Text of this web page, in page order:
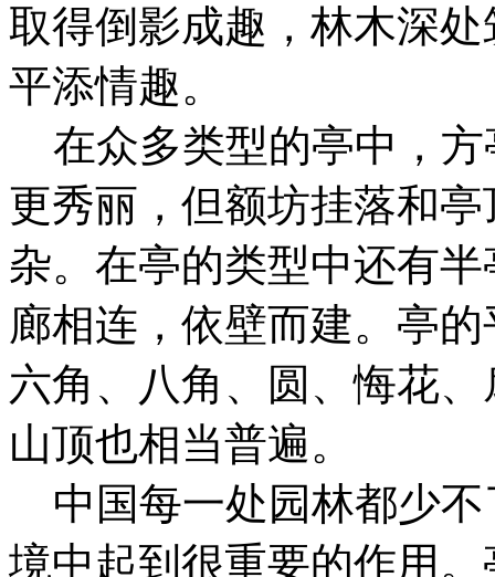
取得倒影成趣，林木深
平添情趣。
在众多类型的亭中，方
更秀丽，但额坊挂落和
杂。在亭的类型中还有
廊相连，依壁而建。亭
六角、八角、圆、悔花
山顶也相当普遍。
中国每一处园林都少不
境中起到很重要的作用